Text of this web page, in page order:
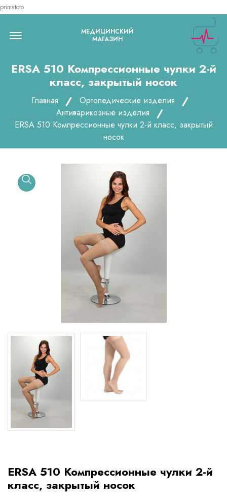
primatoto
МЕДИЦИНСКИЙ
МАГАЗИН
ERSA 510 Компрессионные чулки 2-й
класс, закрытый носок
Главная
Ортопедические изделия
Антиварикозные изделия
ERSA 510 Компрессионные чулки 2-й класс, закрытый
носок
ERSA 510 Компрессионные чулки 2-й
класс, закрытый носок